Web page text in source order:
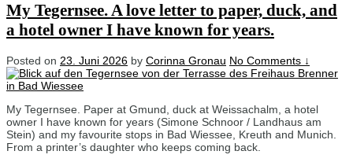
My Tegernsee. A love letter to paper, duck, and
a hotel owner I have known for years.
Posted on 23. Juni 2026 by Corinna Gronau No Comments ↓
My Tegernsee. Paper at Gmund, duck at Weissachalm, a hotel
owner I have known for years (Simone Schnoor / Landhaus am
Stein) and my favourite stops in Bad Wiessee, Kreuth and Munich.
From a printer’s daughter who keeps coming back.